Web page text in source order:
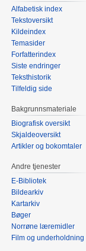
Alfabetisk index
Tekstoversikt
Kildeindex
Temasider
Forfatterindex
Siste endringer
Teksthistorik
Tilfeldig side
Bakgrunnsmateriale
Biografisk oversikt
Skjaldeoversikt
Artikler og bokomtaler
Andre tjenester
E-Bibliotek
Bildearkiv
Kartarkiv
Bøger
Norrøne læremidler
Film og underholdning